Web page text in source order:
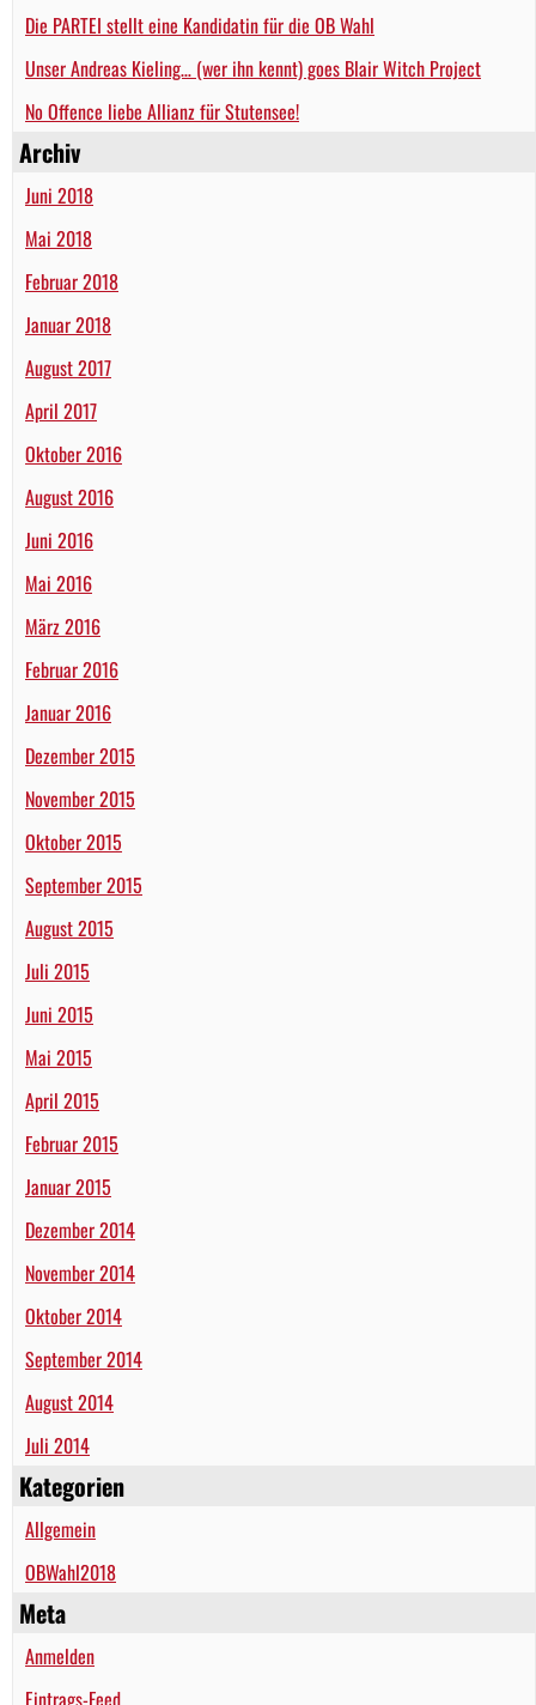
Die PARTEI stellt eine Kandidatin für die OB Wahl
Unser Andreas Kieling… (wer ihn kennt) goes Blair Witch Project
No Offence liebe Allianz für Stutensee!
Archiv
Juni 2018
Mai 2018
Februar 2018
Januar 2018
August 2017
April 2017
Oktober 2016
August 2016
Juni 2016
Mai 2016
März 2016
Februar 2016
Januar 2016
Dezember 2015
November 2015
Oktober 2015
September 2015
August 2015
Juli 2015
Juni 2015
Mai 2015
April 2015
Februar 2015
Januar 2015
Dezember 2014
November 2014
Oktober 2014
September 2014
August 2014
Juli 2014
Kategorien
Allgemein
OBWahl2018
Meta
Anmelden